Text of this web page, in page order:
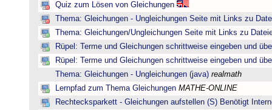
Quiz zum Lösen von Gleichungen
Thema: Gleichungen - Ungleichungen Seite mit Links zu
Thema: Gleichungen/Ungleichungen Seite mit Links zu
Rüpel: Terme und Gleichungen schrittweise eingeben und
Rüpel: Terme und Gleichungen schrittweise eingeben und
Thema: Gleichungen - Ungleichungen (java) realmath
Lernpfad zum Thema Gleichungen MATHE-ONLINE
Rechtecksparkett - Gleichungen aufstellen (S) Benötigt